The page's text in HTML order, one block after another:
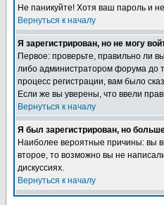
Не паникуйте! Хотя ваш пароль и
Вернуться к началу
Я зарегистрирован, но не могу
Первое: проверьте, правильно ли
либо администратором форума до
процесс регистрации, вам было
Если же вы уверены, что ввели
Вернуться к началу
Я был зарегистрирован, но
Наиболее вероятные причины: вы
второе, то возможно вы не
дискуссиях.
Вернуться к началу